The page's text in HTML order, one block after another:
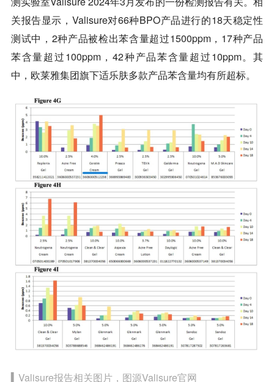
关报告显示，Valisure对66种BPO产品进行的18天稳定性
测试中，2种产品被检出苯含量超过1500ppm，17种产品
苯含量超过100ppm，42种产品苯含量超过10ppm。其
中，欧莱雅集团旗下适乐肤多款产品苯含量均有所超标。
▍Valisure报告相关图片，图源Valisure官网